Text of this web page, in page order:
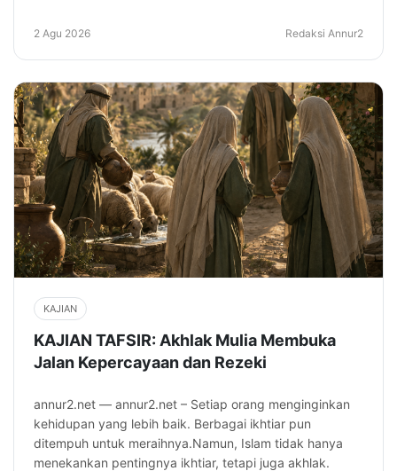
2 Agu 2026 Redaksi Annur2
KAJIAN
KAJIAN TAFSIR: Akhlak Mulia Membuka
Jalan Kepercayaan dan Rezeki
annur2.net — annur2.net – Setiap orang menginginkan
kehidupan yang lebih baik. Berbagai ikhtiar pun
ditempuh untuk meraihnya.Namun, Islam tidak hanya
menekankan pentingnya ikhtiar, tetapi juga akhlak.